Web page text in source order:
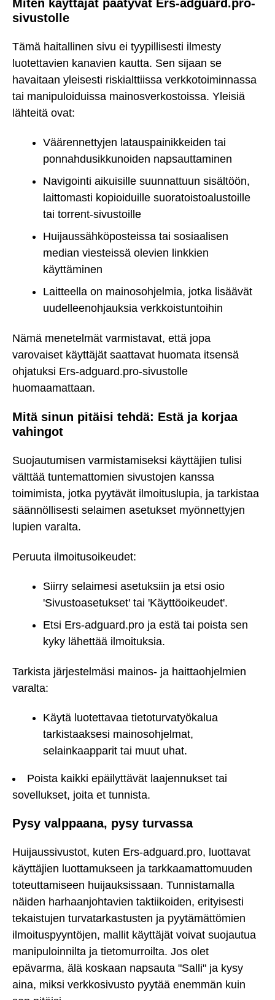
Miten käyttäjät päätyvät Ers-adguard.pro-
sivustolle
Tämä haitallinen sivu ei tyypillisesti ilmesty
luotettavien kanavien kautta. Sen sijaan se
havaitaan yleisesti riskialttiissa verkkotoiminnassa
tai manipuloiduissa mainosverkostoissa. Yleisiä
lähteitä ovat:
Väärennettyjen latauspainikkeiden tai
ponnahdusikkunoiden napsauttaminen
Navigointi aikuisille suunnattuun sisältöön,
laittomasti kopioiduille suoratoistoalustoille
tai torrent-sivustoille
Huijaussähköposteissa tai sosiaalisen
median viesteissä olevien linkkien
käyttäminen
Laitteella on mainosohjelmia, jotka lisäävät
uudelleenohjauksia verkkoistuntoihin
Nämä menetelmät varmistavat, että jopa
varovaiset käyttäjät saattavat huomata itsensä
ohjatuksi Ers-adguard.pro-sivustolle
huomaamattaan.
Mitä sinun pitäisi tehdä: Estä ja korjaa
vahingot
Suojautumisen varmistamiseksi käyttäjien tulisi
välttää tuntemattomien sivustojen kanssa
toimimista, jotka pyytävät ilmoituslupia, ja tarkistaa
säännöllisesti selaimen asetukset myönnettyjen
lupien varalta.
Peruuta ilmoitusoikeudet:
Siirry selaimesi asetuksiin ja etsi osio
'Sivustoasetukset' tai 'Käyttöoikeudet'.
Etsi Ers-adguard.pro ja estä tai poista sen
kyky lähettää ilmoituksia.
Tarkista järjestelmäsi mainos- ja haittaohjelmien
varalta:
Käytä luotettavaa tietoturvatyökalua
tarkistaaksesi mainosohjelmat,
selainkaapparit tai muut uhat.
Poista kaikki epäilyttävät laajennukset tai
sovellukset, joita et tunnista.
Pysy valppaana, pysy turvassa
Huijaussivustot, kuten Ers-adguard.pro, luottavat
käyttäjien luottamukseen ja tarkkaamattomuuden
toteuttamiseen huijauksissaan. Tunnistamalla
näiden harhaanjohtavien taktiikoiden, erityisesti
tekaistujen turvatarkastusten ja pyytämättömien
ilmoituspyyntöjen, mallit käyttäjät voivat suojautua
manipuloinnilta ja tietomurroilta. Jos olet
epävarma, älä koskaan napsauta "Salli" ja kysy
aina, miksi verkkosivusto pyytää enemmän kuin